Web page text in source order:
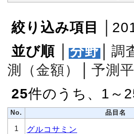
絞り込み項目
並び順
分野 調
測（金額）
予測
25件のうち、1～
No. 品目名
1 グルコサミン